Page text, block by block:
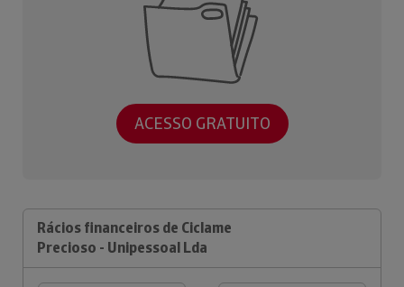
ACESSO GRATUITO
Rácios financeiros de Ciclame
Precioso - Unipessoal Lda